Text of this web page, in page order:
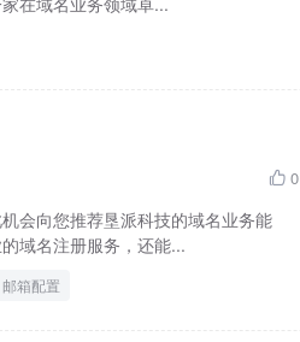
 0
会向您推荐垦派科技的域名业务能
域名注册服务，还能...
邮箱配置